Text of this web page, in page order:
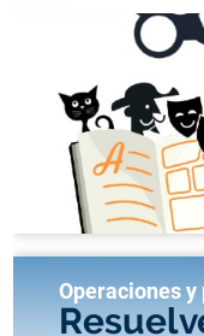
Operaciones